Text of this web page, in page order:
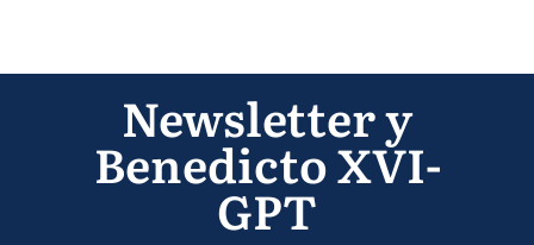
Newsletter y
Benedicto XVI-
GPT